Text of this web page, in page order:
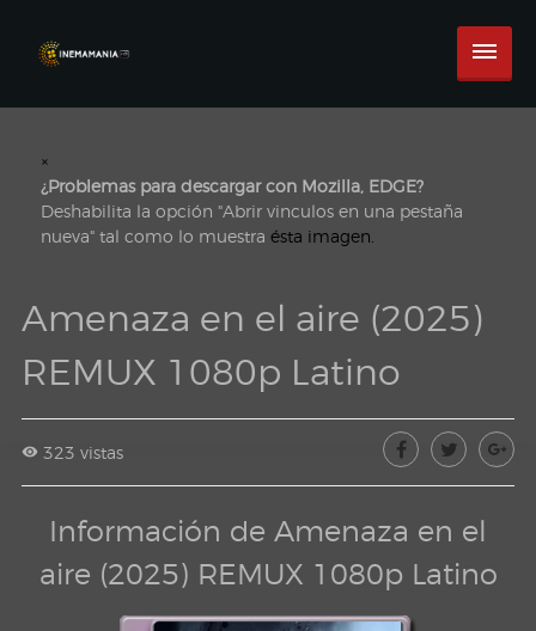
×
¿Problemas para descargar con Mozilla, EDGE?
Deshabilita la opción "Abrir vinculos en una pestaña
nueva" tal como lo muestra ésta imagen.
Amenaza en el aire (2025)
REMUX 1080p Latino
323 vistas
Información de Amenaza en el
aire (2025) REMUX 1080p Latino